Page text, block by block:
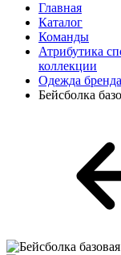
Главная
Каталог
Команды
Атрибутика
коллекции
Одежда
Бейсболка